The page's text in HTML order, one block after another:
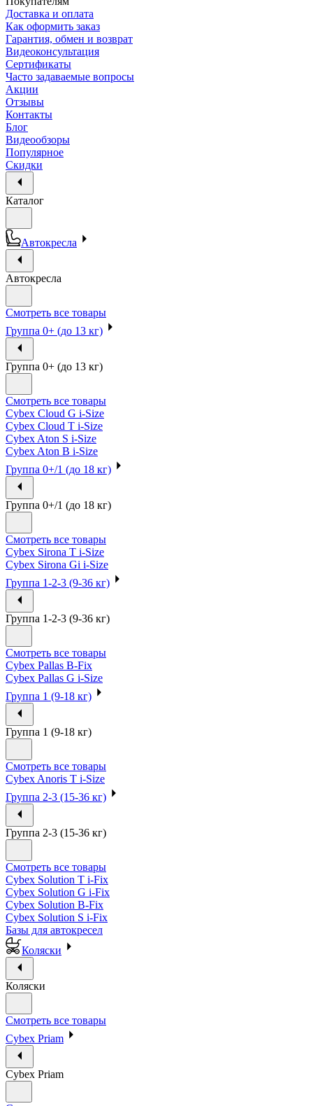
Доставка и оплата
Как оформить заказ
Гарантия, обмен и возврат
Видеоконсультация
Сертификаты
Часто задаваемые вопросы
Акции
Отзывы
Контакты
Блог
Видеообзоры
Популярное
Скидки
Каталог
Автокресла
Автокресла
Смотреть все товары
Группа 0+ (до 13 кг)
Группа 0+ (до 13 кг)
Смотреть все товары
Cybex Cloud G i-Size
Cybex Cloud T i-Size
Cybex Aton S i-Size
Cybex Aton B i-Size
Группа 0+/1 (до 18 кг)
Группа 0+/1 (до 18 кг)
Смотреть все товары
Cybex Sirona T i-Size
Cybex Sirona Gi i-Size
Группа 1-2-3 (9-36 кг)
Группа 1-2-3 (9-36 кг)
Смотреть все товары
Cybex Pallas B-Fix
Cybex Pallas G i-Size
Группа 1 (9-18 кг)
Группа 1 (9-18 кг)
Смотреть все товары
Cybex Anoris T i-Size
Группа 2-3 (15-36 кг)
Группа 2-3 (15-36 кг)
Смотреть все товары
Cybex Solution T i-Fix
Cybex Solution G i-Fix
Cybex Solution B-Fix
Cybex Solution S i-Fix
Базы для автокресел
Коляски
Коляски
Смотреть все товары
Cybex Priam
Cybex Priam